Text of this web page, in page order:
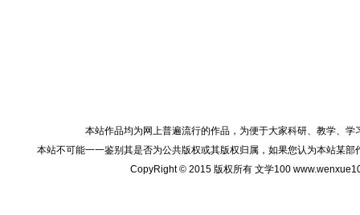
本站作品均为网上普遍流行的作品，为便于大家科研、教学、
本站不可能一一鉴别其是否为公共版权或其版权归属，如果您认为本站某
CopyRight © 2015 版权所有 文学100